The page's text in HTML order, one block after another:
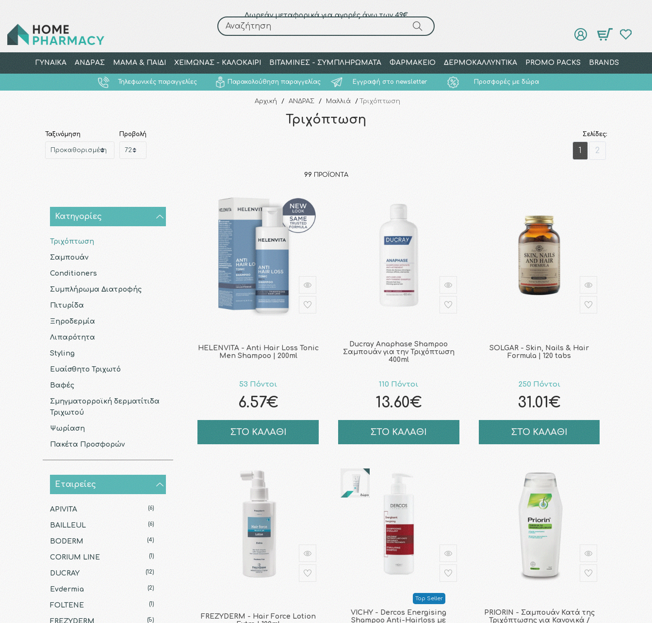
Δωρεάν μεταφορικά για αγορές άνω των 49€
Αναζήτηση
ΓΥΝΑΙΚΑ ΑΝΔΡΑΣ ΜΑΜΑ & ΠΑΙΔΙ ΧΕΙΜΩΝΑΣ - ΚΑΛΟΚΑΙΡΙ ΒΙΤΑΜΙΝΕΣ - ΣΥΜΠΛΗΡΩΜΑΤΑ ΦΑΡΜΑΚΕΙΟ ΔΕΡΜΟΚΑΛΛΥΝΤΙΚΑ PROMO PACKS BRANDS
Τηλεφωνικές παραγγελίες Παρακολούθηση παραγγελίας Εγγραφή στο newsletter Προσφορές με δώρα
Αναζήτηση
Αρχική / ΑΝΔΡΑΣ / Μαλλιά / Τριχόπτωση
Τριχόπτωση
Ταξινόμηση Προβολή Σελίδες:
1 2
99 ΠΡΟΪΌΝΤΑ
Κατηγορίες
Τριχόπτωση
Σαμπουάν
Conditioners
Συμπλήρωμα Διατροφής
Πιτυρίδα
Ξηροδερμία
Λιπαρότητα
Styling
Ευαίσθητο Τριχωτό
Βαφές
Σμηγματορροϊκή δερματίτιδα
Τριχωτού
Ψωρίαση
Πακέτα Προσφορών
Εταιρείες
APIVITA (6)
BAILLEUL (6)
BODERM (4)
CORIUM LINE (1)
DUCRAY (12)
Evdermia (2)
FOLTENE (1)
FREZYDERM (5)
HELENVITA - Anti Hair Loss Tonic
Men Shampoo | 200ml
53 Πόντοι
6.57€
ΣΤΟ ΚΑΛΑΘΙ
Ducray Anaphase Shampoo
Σαμπουάν για την Τριχόπτωση
400ml
110 Πόντοι
13.60€
ΣΤΟ ΚΑΛΑΘΙ
SOLGAR - Skin, Nails & Hair
Formula | 120 tabs
250 Πόντοι
31.01€
ΣΤΟ ΚΑΛΑΘΙ
FREZYDERM - Hair Force Lotion
Top Seller
VICHY - Dercos Energising
Shampoo Anti-Ηairloss με
PRIORIN - Σαμπουάν Κατά της
Τριχόπτωσης για Κανονικά /